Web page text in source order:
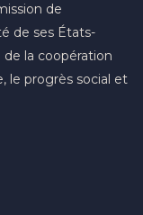
de
de ses États-
la coopération
le progrès social et